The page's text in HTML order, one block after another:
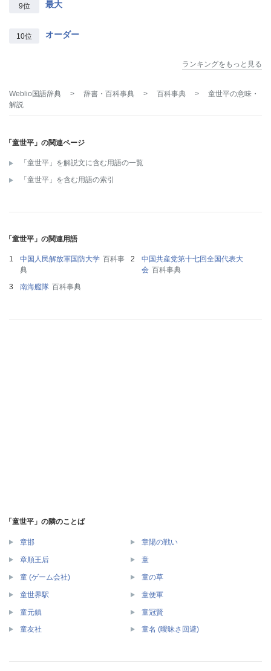
9位 最大
10位 オーダー
ランキングをもっと見る
Weblio国語辞典 > 辞書・百科事典 > 百科事典 > 童世平の意味・
解説
「童世平」の関連ページ
「童世平」を解説文に含む用語の一覧
「童世平」を含む用語の索引
「童世平」の関連用語
中国人民解放軍国防大学 百科事
典
中国共産党第十七回全国代表大
会 百科事典
南海艦隊 百科事典
「童世平」の隣のことば
章邯 章陽の戦い
章順王后 童
童 (ゲーム会社) 童の草
童世界駅 童便軍
童元鎮 童冠賢
童友社 童名 (曖昧さ回避)